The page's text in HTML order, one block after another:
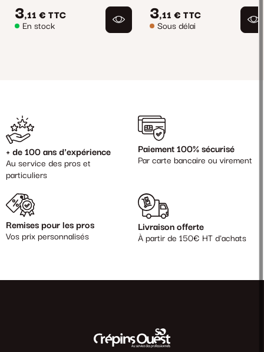
3,11 € TTC
En stock
3,11 € TTC
Sous délai
+ de 100 ans d'expérience
Au service des pros et
particuliers
Paiement 100% sécurisé
Par carte bancaire ou virement
Remises pour les pros
Vos prix personnalisés
Livraison offerte
À partir de 150€ HT d'achats